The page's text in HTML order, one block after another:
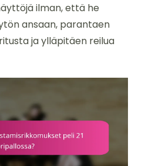
ilman, että he
ansaan, parantaen
ja ylläpitäen reilua